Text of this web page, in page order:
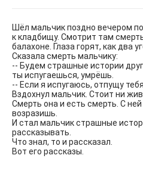
Шёл мальчик поздно вечером
к кладбищу. Смотрит там
балахоне. Глаза горят, как два
Сказала смерть мальчику:
-- Будем страшные истории
ты испугаешься, умрёшь.
-- Если я испугаюсь, отпущу
Вздохнул мальчик. Стоит ни
Смерть она и есть смерть. С
возразишь.
И стал мальчик страшные
рассказывать.
Что знал, то и рассказал.
Вот его рассказы.